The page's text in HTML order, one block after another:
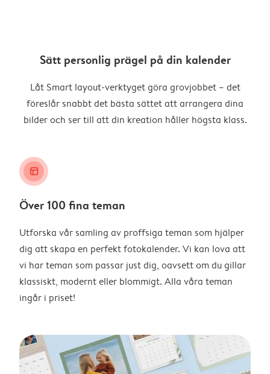
Sätt personlig prägel på din kalender
Låt Smart layout-verktyget göra grovjobbet – det
föreslår snabbt det bästa sättet att arrangera dina
bilder och ser till att din kreation håller högsta klass.
layout_alt
Över 100 fina teman
Utforska vår samling av proffsiga teman som hjälper
dig att skapa en perfekt fotokalender. Vi kan lova att
vi har teman som passar just dig, oavsett om du gillar
klassiskt, modernt eller blommigt. Alla våra teman
ingår i priset!